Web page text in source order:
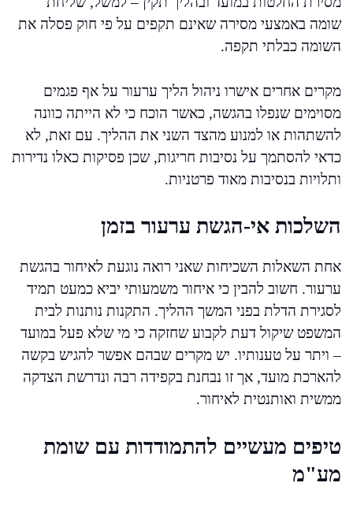
שומה באמצעי מסירה שאינם תקפים על פי חוק פסלה את
השומה כבלתי תקפה.
מקרים אחרים אישרו ניהול הליך ערעור על אף פגמים
מסוימים שנפלו בהגשה, כאשר הוכח כי לא הייתה כוונה
להשתהות או למנוע מהצד השני את ההליך. עם זאת, לא
כדאי להסתמך על נסיבות חריגות, שכן פסיקות כאלו נדירות
ותלויות בנסיבות מאוד פרטניות.
השלכות אי-הגשת ערעור בזמן
אחת השאלות השכיחות שאני רואה נוגעת לאיחור בהגשת
ערעור. חשוב להבין כי איחור משמעותי יביא כמעט תמיד
לסגירת הדלת בפני המשך ההליך. התקנות נותנות לבית
המשפט שיקול דעת לקבוע שחזקה כי מי שלא פעל במועד
– ויתר על טענותיו. יש מקרים שבהם אפשר להגיש בקשה
להארכת מועד, אך זו נבחנת בקפידה רבה ונדרשת הצדקה
ממשית ואותנטית לאיחור.
טיפים מעשיים להתמודדות עם שומת
מע"מ